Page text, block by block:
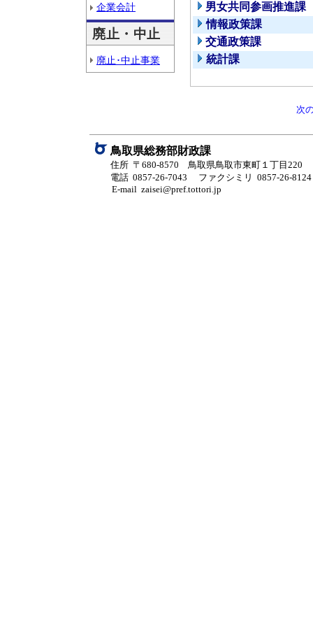
企業会計
廃止・中止
廃止･中止事業
男女共同参画推進課
情報政策課
交通政策課
統計課
次
鳥取県総務部財政課
住所 〒680-8570 鳥取県鳥取市東町１丁目220
電話 0857-26-7043
ファクシミリ 0857-26-8124
E-mail zaisei@pref.tottori.jp